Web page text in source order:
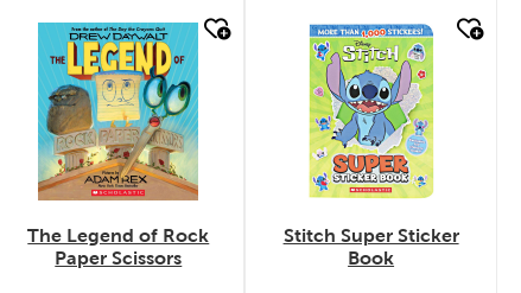
quick look
The Legend of Rock
Paper Scissors
quick look
Stitch Super Sticker
Book